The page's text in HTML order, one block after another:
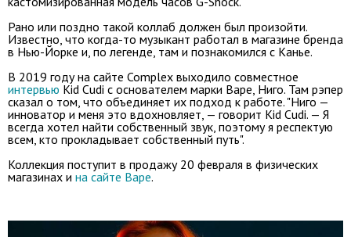
Рано или поздно такой коллаб должен был произойти.
Известно, что когда-то музыкант работал в магазине бренда
в Нью-Йорке и, по легенде, там и познакомился с Канье.
В 2019 году на сайте Complex выходило совместное
интервью Kid Cudi с основателем марки Bape, Ниго. Там рэпер
сказал о том, что объединяет их подход к работе. "Ниго —
инноватор и меня это вдохновляет, — говорит Kid Cudi. — Я
всегда хотел найти собственный звук, поэтому я респектую
всем, кто прокладывает собственный путь".
Коллекция поступит в продажу 20 февраля в физических
магазинах и на сайте Bape.